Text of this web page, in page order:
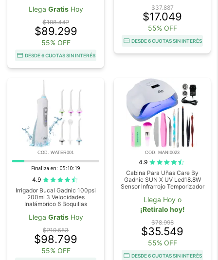
Llega GratisHoy
$198.442
$89.299
55% OFF
DESDE 6 CUOTAS SIN INTERÉS
$37.887
$17.049
55% OFF
DESDE 6 CUOTAS SIN INTERÉS
COD. WATER001
Finaliza en: 05:10:18
4.9
Irrigador Bucal Gadnic 100psi
200ml 3 Velocidades
Inalámbrico 6 Boquillas
Llega GratisHoy
$219.553
$98.799
55% OFF
COD. MANI0023
4.9
Cabina Para Uñas Care By
Gadnic SUN X UV Led18.8W
Sensor Infrarrojo Temporizador
Llega Hoy o
¡Retiralo hoy!
$78.998
$35.549
55% OFF
DESDE 6 CUOTAS SIN INTERÉS